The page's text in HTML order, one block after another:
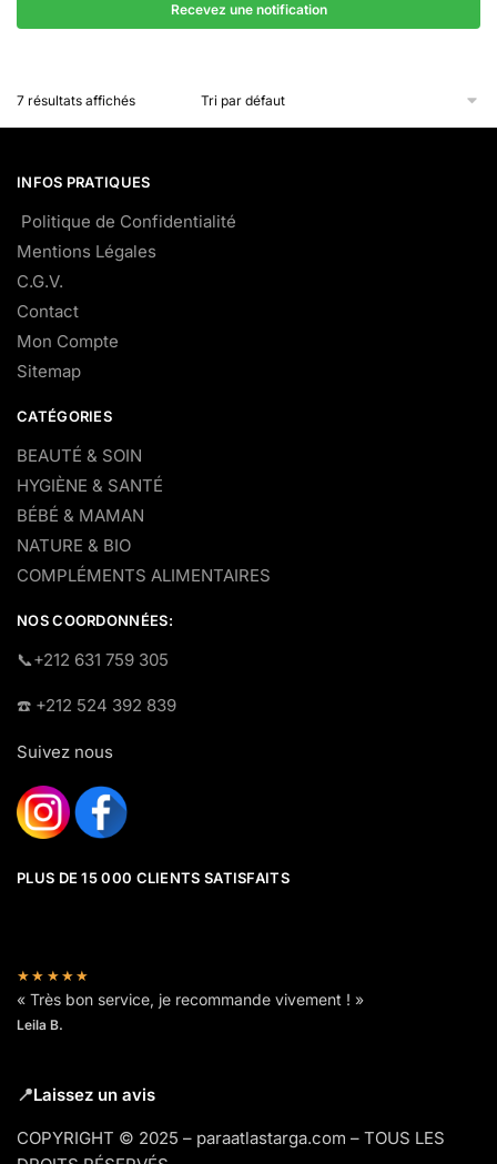
Recevez une notification
7 résultats affichés
INFOS PRATIQUES
Politique de Confidentialité
Mentions Légales
C.G.V.
Contact
Mon Compte
Sitemap
CATÉGORIES
BEAUTÉ & SOIN
HYGIÈNE & SANTÉ
BÉBÉ & MAMAN
NATURE & BIO
COMPLÉMENTS ALIMENTAIRES
NOS COORDONNÉES:
​📞+212 631 759 305
☎️​ +212 524 392 839
Suivez nous
PLUS DE 15 000 CLIENTS SATISFAITS
★★★★★
« Très bon service, je recommande vivement ! »
Leila B.
📍Laissez un avis
COPYRIGHT © 2025 – paraatlastarga.com – TOUS LES